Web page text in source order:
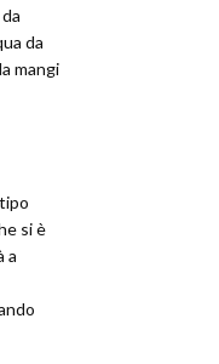
da
mangi
si è
a